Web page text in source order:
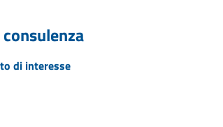
di interesse